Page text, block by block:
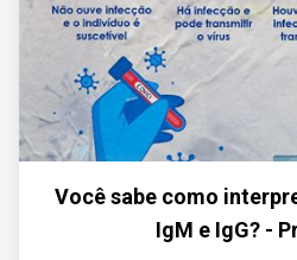
Você sabe como
IgM e IgG? -